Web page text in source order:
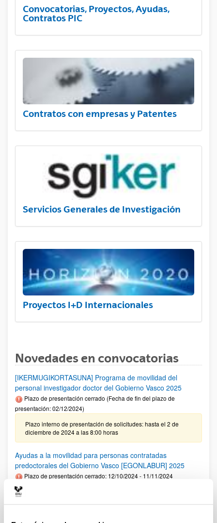
Convocatorias, Proyectos, Ayudas,
Contratos PIC
Contratos con empresas y Patentes
Servicios Generales de Investigación
Proyectos I+D Internacionales
Novedades en convocatorias
[IKERMUGIKORTASUNA] Programa de movilidad del
personal investigador doctor del Gobierno Vasco 2025
Plazo de presentación cerrado (Fecha de fin del plazo de
presentación: 02/12/2024)
Plazo interno de presentación de solicitudes: hasta el 2 de
diciembre de 2024 a las 8:00 horas
Ayudas a la movilidad para personas contratadas
predoctorales del Gobierno Vasco [EGONLABUR] 2025
Plazo de presentación cerrado: 12/10/2024 - 11/11/2024